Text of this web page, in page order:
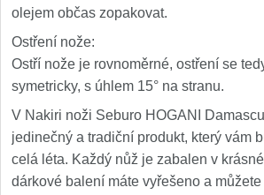
olejem občas zopakovat.
Ostření nože:
Ostří nože je rovnoměrné, ostření se
symetricky, s úhlem 15° na stranu.
V Nakiri noži Seburo HOGANI
jedinečný a tradiční produkt, který vám
celá léta. Každý nůž je zabalen v
dárkové balení máte vyřešeno a